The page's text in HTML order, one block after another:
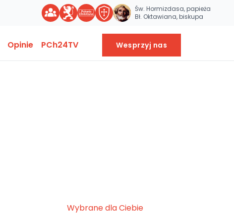
Św. Hormizdasa, papieża
Bł. Oktawiana, biskupa
Opinie PCh24TV Wesprzyj nas
Wybrane dla Ciebie